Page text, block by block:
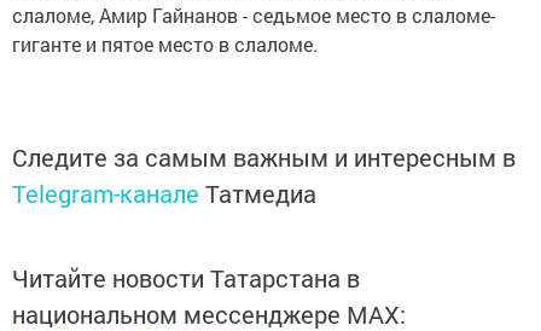
слаломе, Амир Гайнанов - седьмое место в слаломе-
гиганте и пятое место в слаломе.
Следите за самым важным и интересным в
Telegram-канале Татмедиа
Читайте новости Татарстана в
национальном мессенджере MАХ: